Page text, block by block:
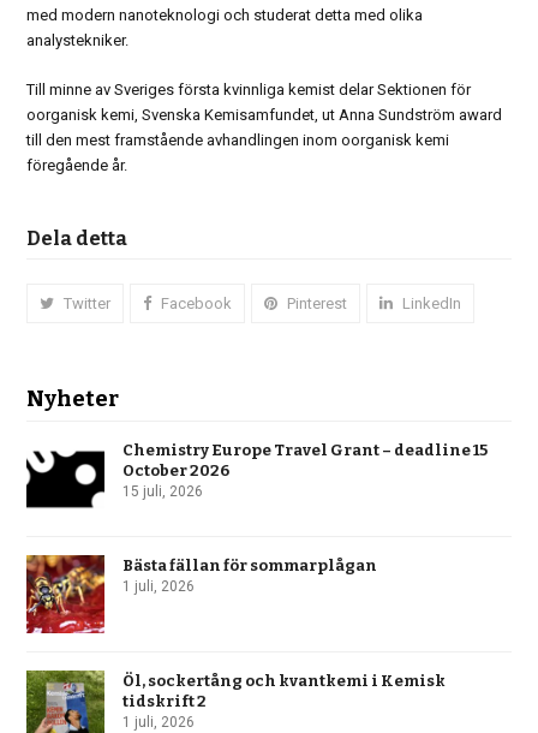
med modern nanoteknologi och studerat detta med olika
analystekniker.
Till minne av Sveriges första kvinnliga kemist delar Sektionen för
oorganisk kemi, Svenska Kemisamfundet, ut Anna Sundström award
till den mest framstående avhandlingen inom oorganisk kemi
föregående år.
Dela detta
Twitter Facebook Pinterest LinkedIn
Nyheter
Chemistry Europe Travel Grant – deadline 15
October 2026
15 juli, 2026
Bästa fällan för sommarplågan
1 juli, 2026
Öl, sockertång och kvantkemi i Kemisk
tidskrift 2
1 juli, 2026